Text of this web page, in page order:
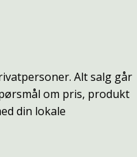
Alt salg går
om pris, produkt
din lokale